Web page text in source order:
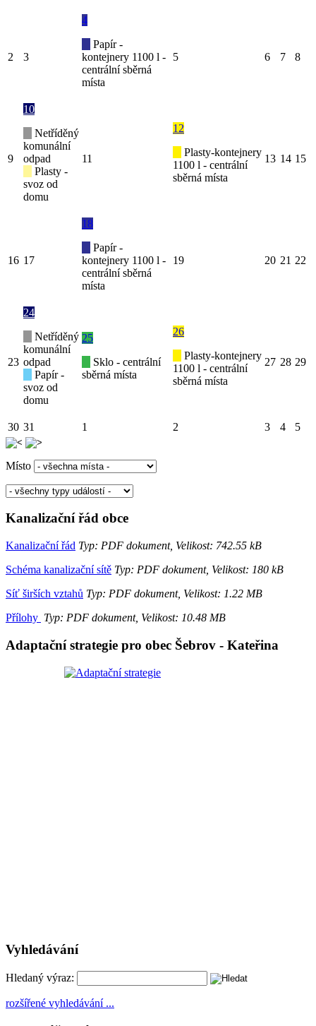
2 3
4
Papír -
kontejnery 1100 l -
centrální sběrná
místa
5 6 7 8
9
10
Netříděný
komunální
odpad
Plasty -
svoz od
domu
11
12
Plasty-kontejnery
1100 l - centrální
sběrná místa
13 14 15
16 17
18
Papír -
kontejnery 1100 l -
centrální sběrná
místa
19 20 21 22
23
24
Netříděný
komunální
odpad
Papír -
svoz od
domu
25
Sklo - centrální
sběrná místa
26
Plasty-kontejnery
1100 l - centrální
sběrná místa
27 28 29
30 31 1 2 3 4 5
Místo
Kanalizační řád obce
Kanalizační řád Typ: PDF dokument, Velikost: 742.55 kB
Schéma kanalizační sítě Typ: PDF dokument, Velikost: 180 kB
Síť širších vztahů Typ: PDF dokument, Velikost: 1.22 MB
Přílohy Typ: PDF dokument, Velikost: 10.48 MB
Adaptační strategie pro obec Šebrov - Kateřina
Vyhledávání
Hledaný výraz:
rozšířené vyhledávání ...